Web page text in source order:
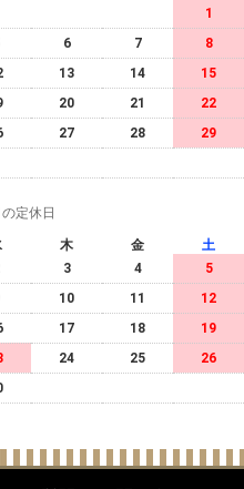
1
6 7
8
13 14
15
20 21
22
27 28
29
定休日
木 金
土
3 4
5
10 11
12
17 18
19
24 25
26